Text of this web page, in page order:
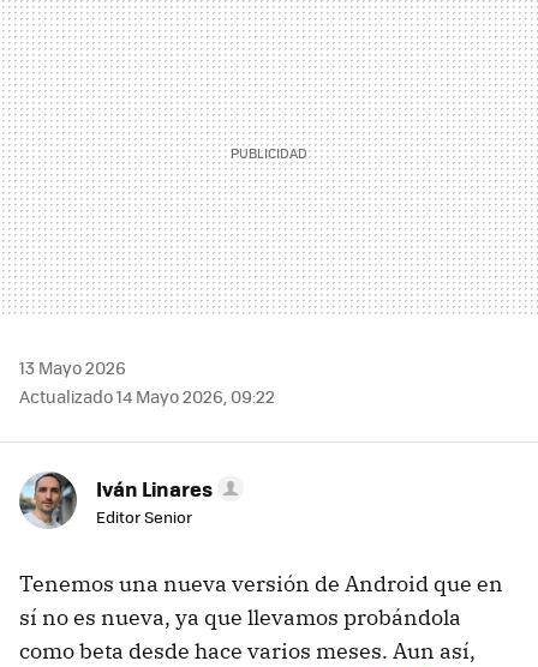
MAIL
13 Mayo 2026
Actualizado 14 Mayo 2026, 09:22
Iván Linares
Editor Senior
Tenemos una nueva versión de Android que en
sí no es nueva, ya que llevamos probándola
como beta desde hace varios meses. Aun así,